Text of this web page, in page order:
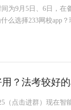
为9月5日、6日，
么选择233网校app
？法考较好的
（点击进群）现在